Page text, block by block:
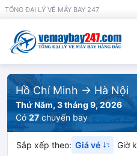
TỔNG ĐẠI LÝ VÉ MÁY BAY 247
Hồ Chí Minh → Hà Nội
Thứ Năm, 3 tháng 9, 2026
Có 27 chuyến bay
Sắp xếp theo: Giá vé Giờ